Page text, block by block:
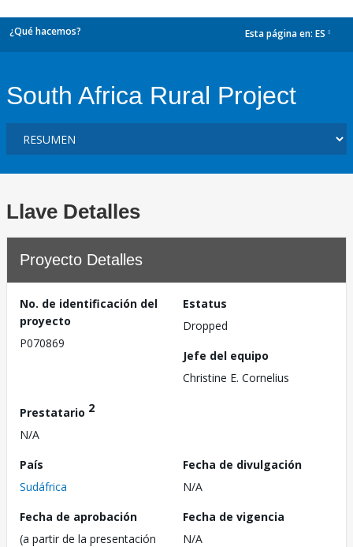
¿Qué hacemos? Esta página en: ES
South Africa Rural Project
Llave Detalles
Proyecto Detalles
No. de identificación del
proyecto
P070869
Estatus
Dropped
Jefe del equipo
Christine E. Cornelius
Prestatario 2
N/A
País
Sudáfrica
Fecha de divulgación
N/A
Fecha de aprobación
(a partir de la presentación
Fecha de vigencia
N/A